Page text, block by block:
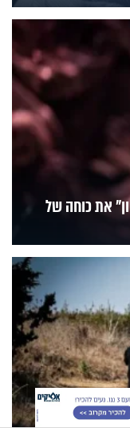
את כוחה של